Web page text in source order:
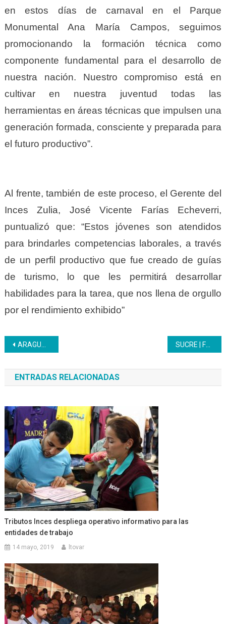
en estos días de carnaval en el Parque
Monumental Ana María Campos, seguimos
promocionando la formación técnica como
componente fundamental para el desarrollo de
nuestra nación. Nuestro compromiso está en
cultivar en nuestra juventud todas las
herramientas en áreas técnicas que impulsen una
generación formada, consciente y preparada para
el futuro productivo”.
Al frente, también de este proceso, el Gerente del
Inces Zulia, José Vicente Farías Echeverri,
puntualizó que: “Estos jóvenes son atendidos
para brindarles competencias laborales, a través
de un perfil productivo que fue creado de guías
de turismo, lo que les permitirá desarrollar
habilidades para la tarea, que nos llena de orgullo
por el rendimiento exhibido”
Navegación
de
entradas
ARAGUA | Inces estableció alianza con la presidencia de la Comisión Permanente de Agricultura, Alimentación y Políticas Agrícolas del municipio José Félix Ribas SUCRE | Formación Higiene y Manipulación de Alimentos se dicta como respuesta a la Gran Misión Venezuela Mujer
ENTRADAS RELACIONADAS
Tributos Inces despliega operativo informativo para las
entidades de trabajo
14 mayo, 2019 ltovar